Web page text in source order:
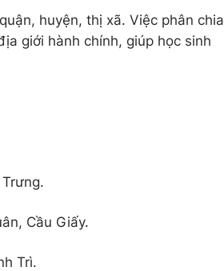
huyện, thị xã. Việc phân chia
giới hành chính, giúp học sinh
Cầu Giấy.
Trì.